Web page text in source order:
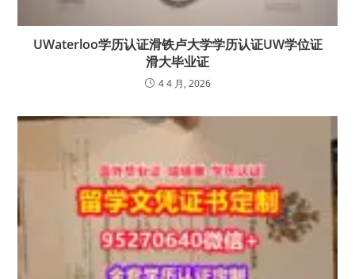
UWaterloo学历认证滑铁卢大学学历认证UW学位证
滑大毕业证
4 4 月, 2026